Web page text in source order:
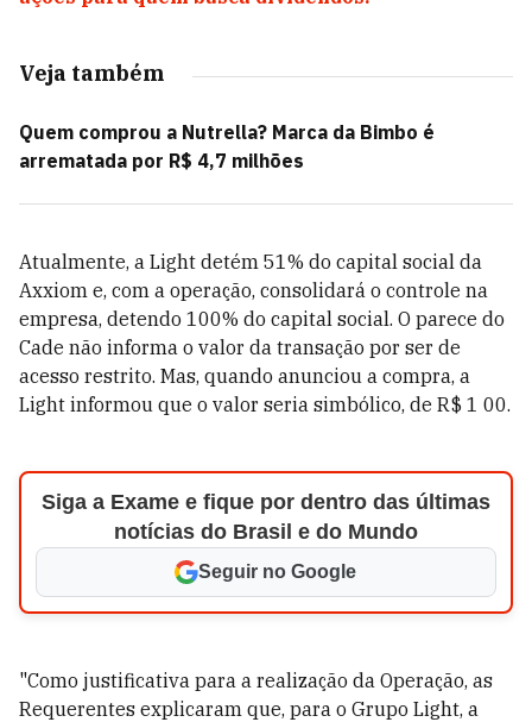
Veja também
Quem comprou a Nutrella? Marca da Bimbo é
arrematada por R$ 4,7 milhões
Atualmente, a Light detém 51% do capital social da
Axxiom e, com a operação, consolidará o controle na
empresa, detendo 100% do capital social. O parece do
Cade não informa o valor da transação por ser de
acesso restrito. Mas, quando anunciou a compra, a
Light informou que o valor seria simbólico, de R$ 1 00.
Siga a Exame e fique por dentro das últimas
notícias do Brasil e do Mundo
Seguir no Google
"Como justificativa para a realização da Operação, as
Requerentes explicaram que, para o Grupo Light, a